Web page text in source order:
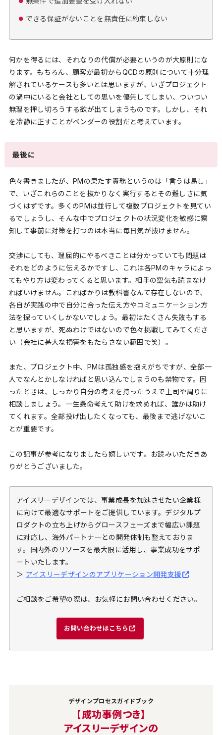
できる保証がないことを無責任に約束しない
何かを得るには、それなりの代償が必要というのが大原則にな
ります。もちろん、顧客が最初からQCDの原則について十分理
解されているケースも多いとは思いますが、いざプロジェクト
の渦中にいると会社としての思いを優先してしまい、ついつい
無理を押し切ろうする欲が出てしまうものです。しかし、それ
を冷静に正すことがベンダーの役割だと考えています。
最後に
色々書きましたが、PMの果たす責務というのは「言うは易し」
で、いざこれらのことを抜かりなく実行するとその難しさに気
づくはずです。多くのPMは並行して複数プロジェクトを見てい
るでしょうし、そんな中でプロジェクトの状況変化を敏感に察
知して事前に対策を打つのは本当に毎日気が抜けません。
交渉にしても、理屈的にやるべきことは分かっていても問題は
それをどのように伝えるかですし、これは各PMのキャラによっ
てもやり方は変わってくると思います。相手の空気も読まなけ
ればいけません。こればかりは教科書なんて存在しないので、
各自が実践の中で自分に合った伝え方やコミュニケーション方
法を探っていくしかないでしょう。最初はたくさん失敗もする
と思いますが、死ぬわけではないので色々挑戦してみてくださ
い（会社に甚大な損害をもたらさない範囲で笑）。
また、プロジェクト中、PMは孤独感を抱えがちですが、全部一
人でなんとかしなければと思い込んでしまうのも禁物です。困
ったときは、しっかり自分の考えを持ったうえで上司や周りに
相談しましょう。一生懸命考えて助けを求めれば、誰かは助け
てくれます。全部投げ出したくなっても、最後まで逃げないこ
とが重要です。
この記事が参考になりましたら嬉しいです。お読みいただきあ
りがとうございました。
アイスリーデザインでは、事業成長を加速させたい企業様
に向けて最適なサポートをご提供しています。デジタルプ
ロダクトの立ち上げからグロースフェーズまで幅広い課題
に対応し、海外パートナーとの開発体制も整えておりま
す。国内外のリソースを最大限に活用し、事業成功をサポ
ートいたします。
＞ アイスリーデザインのアプリケーション開発支援
ご相談をご希望の際は、お気軽にお問い合わせください。
お問い合わせはこちら
デザインプロセスガイドブック
【成功事例つき】
アイスリーデザインの